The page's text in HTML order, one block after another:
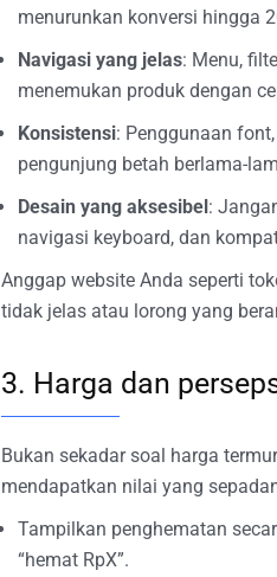
menurunkan konversi hingga
Navigasi yang jelas: Menu,
menemukan produk dengan
Konsistensi: Penggunaan
pengunjung betah berlama-
Desain yang aksesibel:
navigasi keyboard, dan
Anggap website Anda seperti
tidak jelas atau lorong yang
3. Harga dan
Bukan sekadar soal harga
mendapatkan nilai yang
Tampilkan penghematan
“hemat RpX”.